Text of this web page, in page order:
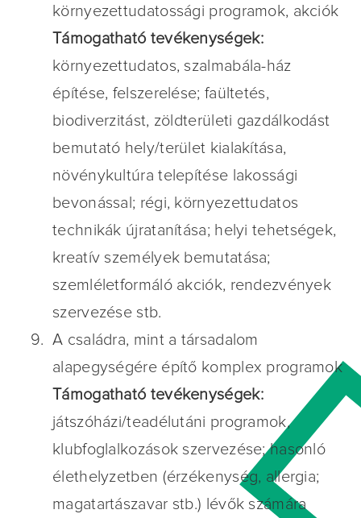
környezettudatossági programok, akciók
Támogatható tevékenységek:
környezettudatos, szalmabála-ház
építése, felszerelése; faültetés,
biodiverzitást, zöldterületi gazdálkodást
bemutató hely/terület kialakítása,
növénykultúra telepítése lakossági
bevonással; régi, környezettudatos
technikák újratanítása; helyi tehetségek,
kreatív személyek bemutatása;
szemléletformáló akciók, rendezvények
szervezése stb.
A családra, mint a társadalom
alapegységére építő komplex programok
Támogatható tevékenységek:
játszóházi/teadélutáni programok,
klubfoglalkozások szervezése; hasonló
élethelyzetben (érzékenység, allergia;
magatartászavar stb.) lévők számára